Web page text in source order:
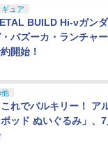
ギュア
BUILD Hi-νガン
・バズーカ・ランチャ
開始！
他
れでバルキリー！ ア
ッド ぬいぐるみ」、